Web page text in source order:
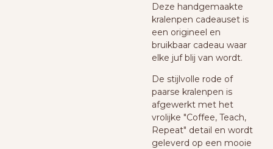
Deze handgemaakte
kralenpen cadeauset is
een origineel en
bruikbaar cadeau waar
elke juf blij van wordt.
De stijlvolle rode of
paarse kralenpen is
afgewerkt met het
vrolijke "Coffee, Teach,
Repeat" detail en wordt
geleverd op een mooie